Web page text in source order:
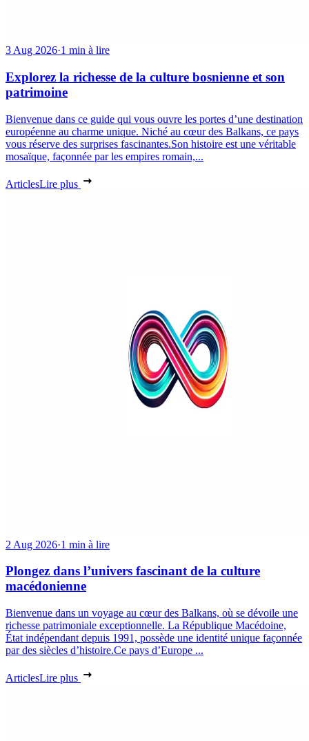
3 Aug 2026·1 min à lire
Explorez la richesse de la culture bosnienne et son
patrimoine
Bienvenue dans ce guide qui vous ouvre les portes d’une destination
européenne au charme unique. Niché au cœur des Balkans, ce pays
vous réserve des surprises fascinantes.Son histoire est une véritable
mosaïque, façonnée par les empires romain,...
ArticlesLire plus
2 Aug 2026·1 min à lire
Plongez dans l’univers fascinant de la culture
macédonienne
Bienvenue dans un voyage au cœur des Balkans, où se dévoile une
richesse patrimoniale exceptionnelle. La République Macédoine,
État indépendant depuis 1991, possède une identité unique façonnée
par des siècles d’histoire.Ce pays d’Europe ...
ArticlesLire plus